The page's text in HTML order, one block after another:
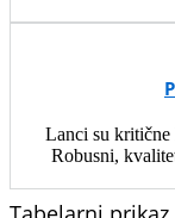
Lanci su kritične
Robusni,